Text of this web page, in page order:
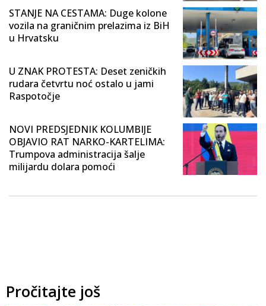
STANJE NA CESTAMA: Duge kolone
vozila na graničnim prelazima iz BiH
u Hrvatsku
U ZNAK PROTESTA: Deset zeničkih
rudara četvrtu noć ostalo u jami
Raspotočje
NOVI PREDSJEDNIK KOLUMBIJE
OBJAVIO RAT NARKO-KARTELIMA:
Trumpova administracija šalje
milijardu dolara pomoći
Pročitajte još